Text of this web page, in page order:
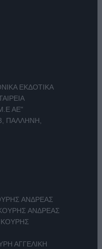
ΕΚΔΟΤΙΚΑ
ΑΕ"
ΠΑΛΛΗΝΗ,
ΑΝΔΡΕΑΣ
ΑΝΔΡΕΑΣ
ΚΟΥΡΗΣ
ΑΓΓΕΛΙΚΗ